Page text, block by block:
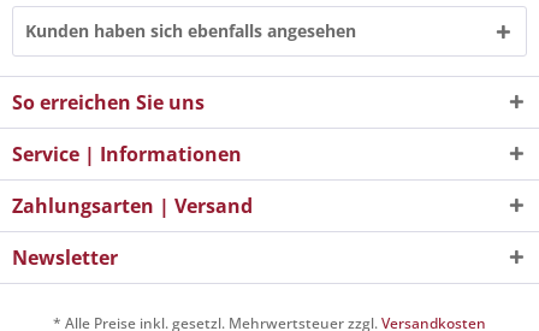
Kunden haben sich ebenfalls angesehen
So erreichen Sie uns
Service | Informationen
Zahlungsarten | Versand
Newsletter
* Alle Preise inkl. gesetzl. Mehrwertsteuer zzgl.Versandkosten